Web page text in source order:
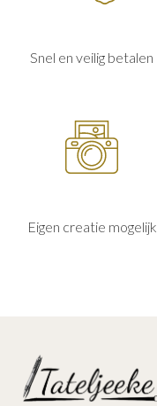
Snel en veilig betalen
Eigen creatie mogelijk